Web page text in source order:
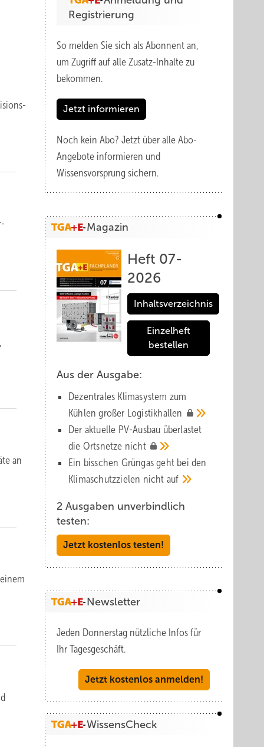
an
Registrierung
So melden Sie sich als Abonnent an,
um Zugriff auf alle Zusatz-Inhalte zu
bekommen.
Jetzt informieren
Noch kein Abo? Jetzt über alle Abo-
Angebote informieren und
Wissensvorsprung sichern.
Magazin
Heft 07-
2026
Inhaltsverzeichnis
Einzelheft
bestellen
Aus der Ausgabe:
Dezentrales Klimasystem zum
Kühlen großer Logistik­hallen
Der aktuelle PV-Ausbau über­lastet
die Orts­netze nicht
Ein bisschen Grüngas geht bei den
Klima­schutz­zielen nicht auf
2 Ausgaben unverbindlich
testen:
Jetzt kostenlos testen!
Newsletter
Jeden Donnerstag nützliche Infos für
Ihr Tagesgeschäft.
Jetzt kostenlos anmelden!
WissensCheck